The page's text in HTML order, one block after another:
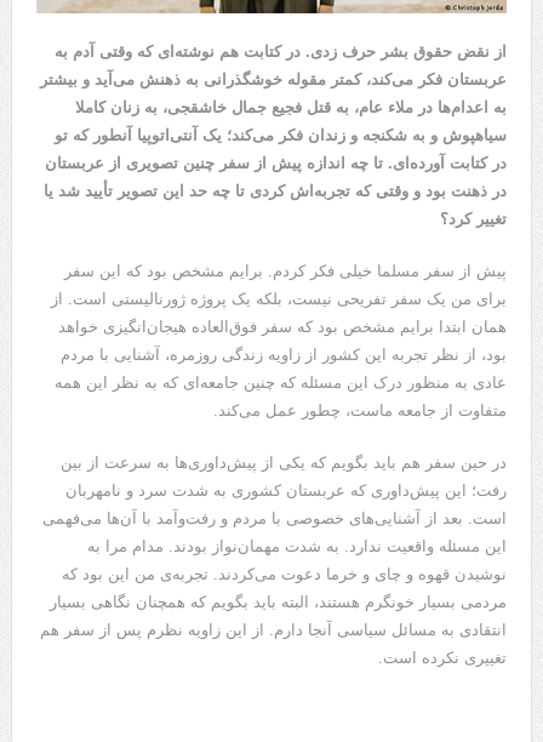
از نقض حقوق بشر حرف زدی. در کتابت هم نوشته‌ای که وقتی آدم به
عربستان فکر می‌کند، کمتر مقوله خوشگذرانی به ذهنش می‌آید و بیشتر
به اعدام‌ها در ملاء عام، به قتل فجیع جمال خاشقجی، به زنان کاملا
سیاهپوش و به شکنجه و زندان فکر می‌کند؛ یک آنتی‌اتوپیا آنطور که تو
در کتابت آورده‌ای. تا چه اندازه پیش از سفر چنین تصویری از عربستان
در ذهنت بود و وقتی که تجربه‌اش کردی تا چه حد این تصویر تأیید شد یا
تغییر کرد؟
پیش از سفر مسلما خیلی فکر کردم. برایم مشخص بود که این سفر
برای من یک سفر تفریحی نیست، بلکه یک پروژه ژورنالیستی است. از
همان ابتدا برایم مشخص بود که سفر فوق‌العاده هیجان‌انگیزی خواهد
بود، از نظر تجربه این کشور از زاویه زندگی روزمره، آشنایی با مردم
عادی به منظور درک این مسئله که چنین جامعه‌ای که به نظر این همه
متفاوت از جامعه ماست، چطور عمل می‌کند.
در حین سفر هم باید بگویم که یکی از پیش‌داوری‌ها به سرعت از بین
رفت؛ این پیش‌داوری که عربستان کشوری به شدت سرد و نامهربان
است. بعد از آشنایی‌های خصوصی با مردم و رفت‌وآمد با آن‌ها می‌فهمی
این مسئله واقعیت ندارد. به شدت مهمان‌نواز بودند. مدام مرا به
نوشیدن قهوه و چای و خرما دعوت می‌کردند. تجربه‌ی من این بود که
مردمی بسیار خونگرم هستند، البته باید بگویم که همچنان نگاهی بسیار
انتقادی به مسائل سیاسی آنجا دارم. از این زاویه نظرم پس از سفر هم
تغییری نکرده است.